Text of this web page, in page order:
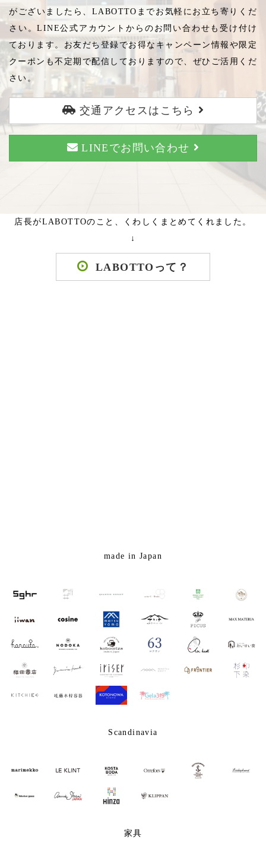
がございましたら、LABOTTOまでお気軽にお立ち寄りくだ
さい。LINE公式アカウントからのお問い合わせも受け付け
ております。お友だち登録でお得なキャンペーン情報や限定
クーポンも不定期で配信しておりますので、ぜひご活用くだ
さい。
交通アクセスはこちら
LINEでお問い合わせ
店長がLABOTTOのこと、くわしくまとめてくれました。
↓
LABOTTOって？
made in Japan
Scandinavia
家具